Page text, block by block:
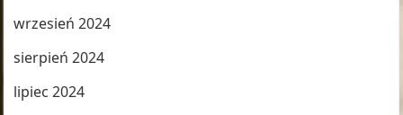
wrzesień 2024
sierpień 2024
lipiec 2024